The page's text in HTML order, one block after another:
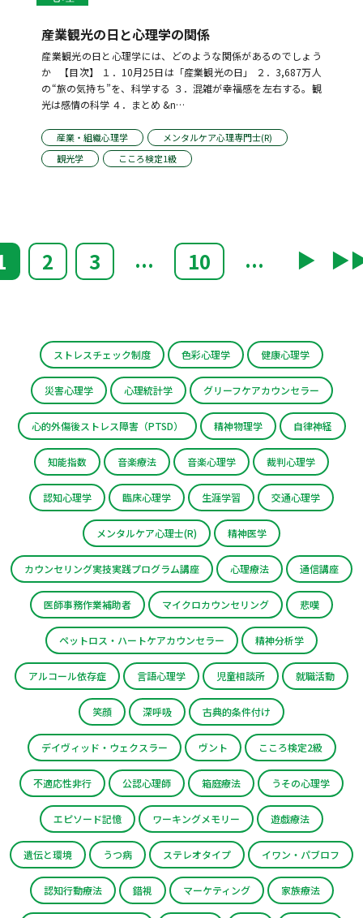
産業観光の日と心理学の関係
産業観光の日と心理学には、どのような関係があるのでしょう
か   【目次】 １．10月25日は「産業観光の日」 ２．3,687万人
の“旅の気持ち”を、科学する ３．混雑が幸福感を左右する。観
光は感情の科学 ４．まとめ &n…
産業・組織心理学
メンタルケア心理専門士(R)
観光学
こころ検定1級
2 3 ... 10 ... ▶︎
ストレスチェック制度 色彩心理学 健康心理学
災害心理学 心理統計学 グリーフケアカウンセラー
心的外傷後ストレス障害（PTSD） 精神物理学 自律神経
知能指数 音楽療法 音楽心理学 裁判心理学
認知心理学 臨床心理学 生涯学習 交通心理学
メンタルケア心理士(R) 精神医学
カウンセリング実技実践プログラム講座 心理療法 通信講座
医師事務作業補助者 マイクロカウンセリング 悲嘆
ペットロス・ハートケアカウンセラー 精神分析学
アルコール依存症 言語心理学 児童相談所 就職活動
笑顔 深呼吸 古典的条件付け
デイヴィッド・ウェクスラー ヴント こころ検定2級
不適応性非行 公認心理師 箱庭療法 うその心理学
エピソード記憶 ワーキングメモリー 遊戯療法
遺伝と環境 うつ病 ステレオタイプ イワン・パブロフ
認知行動療法 錯視 マーケティング 家族療法